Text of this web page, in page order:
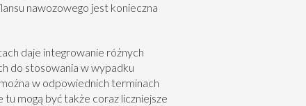
nawozowego jest konieczna
daje integrowanie różnych
do stosowania w wypadku
w odpowiednich terminach
mogą być także coraz liczniejsze